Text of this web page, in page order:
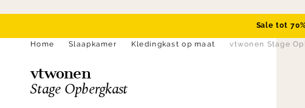
Sale tot
Home
Slaapkamer Kledingkast op maat vtwonen Stage
vtwonen
Stage Opbergkast